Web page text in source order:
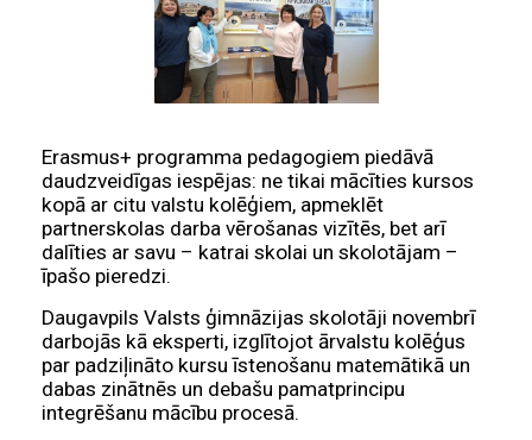
Erasmus+ programma pedagogiem piedāvā
daudzveidīgas iespējas: ne tikai mācīties kursos
kopā ar citu valstu kolēģiem, apmeklēt
partnerskolas darba vērošanas vizītēs, bet arī
dalīties ar savu – katrai skolai un skolotājam –
īpašo pieredzi.
Daugavpils Valsts ģimnāzijas skolotāji novembrī
darbojās kā eksperti, izglītojot ārvalstu kolēģus
par padziļināto kursu īstenošanu matemātikā un
dabas zinātnēs un debašu pamatprincipu
integrēšanu mācību procesā.